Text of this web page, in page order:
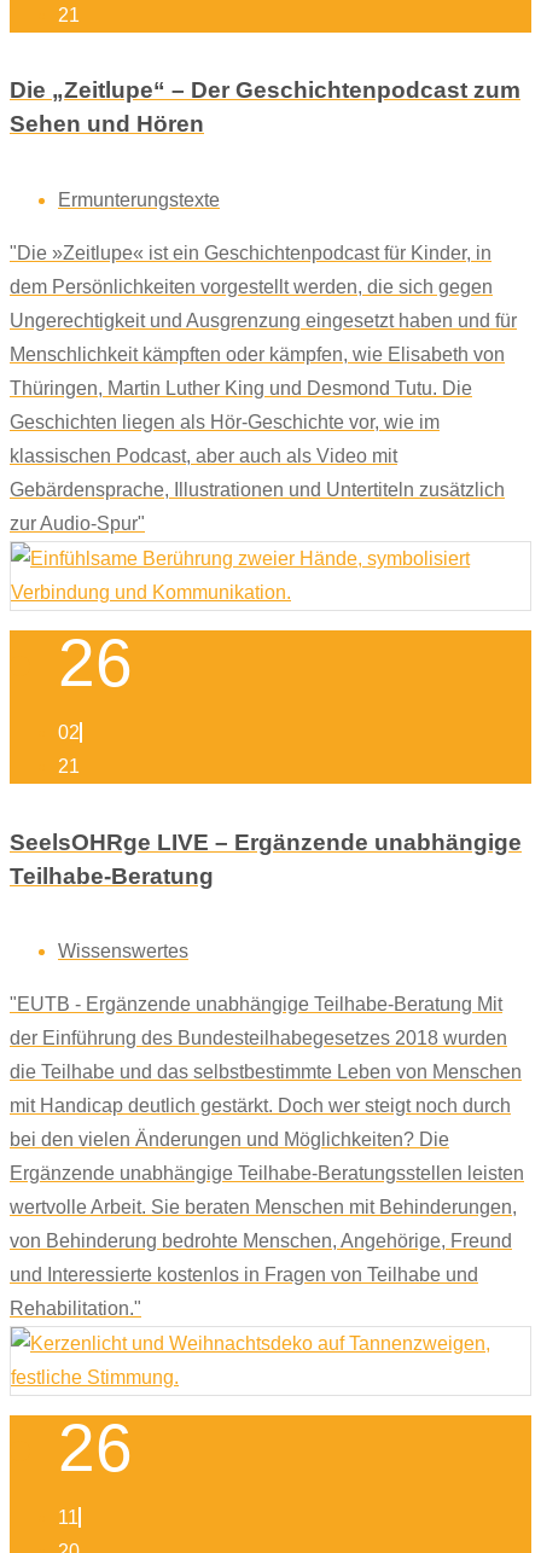
21
Die „Zeitlupe“ – Der Geschichtenpodcast zum
Sehen und Hören
Ermunterungstexte
"Die »Zeitlupe« ist ein Geschichtenpodcast für Kinder, in
dem Persönlichkeiten vorgestellt werden, die sich gegen
Ungerechtigkeit und Ausgrenzung eingesetzt haben und für
Menschlichkeit kämpften oder kämpfen, wie Elisabeth von
Thüringen, Martin Luther King und Desmond Tutu. Die
Geschichten liegen als Hör-Geschichte vor, wie im
klassischen Podcast, aber auch als Video mit
Gebärdensprache, Illustrationen und Untertiteln zusätzlich
zur Audio-Spur"
26
02
21
SeelsOHRge LIVE – Ergänzende unabhängige
Teilhabe-Beratung
Wissenswertes
"EUTB - Ergänzende unabhängige Teilhabe-Beratung Mit
der Einführung des Bundesteilhabegesetzes 2018 wurden
die Teilhabe und das selbstbestimmte Leben von Menschen
mit Handicap deutlich gestärkt. Doch wer steigt noch durch
bei den vielen Änderungen und Möglichkeiten? Die
Ergänzende unabhängige Teilhabe-Beratungsstellen leisten
wertvolle Arbeit. Sie beraten Menschen mit Behinderungen,
von Behinderung bedrohte Menschen, Angehörige, Freund
und Interessierte kostenlos in Fragen von Teilhabe und
Rehabilitation."
26
11